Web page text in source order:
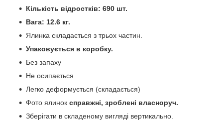
Кількість відростків: 690 шт.
Вага: 12.6 кг.
Ялинка складається з трьох частин.
Упаковується в коробку.
Без запаху
Не осипається
Легко деформується (складається)
Фото ялинок справжні, зроблені власноруч.
Зберігати в складеному вигляді вертикально.